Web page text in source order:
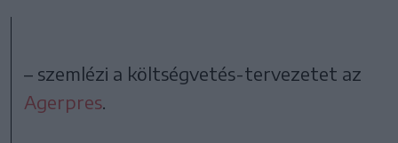
– szemlézi a költségvetés-tervezetet az
Agerpres